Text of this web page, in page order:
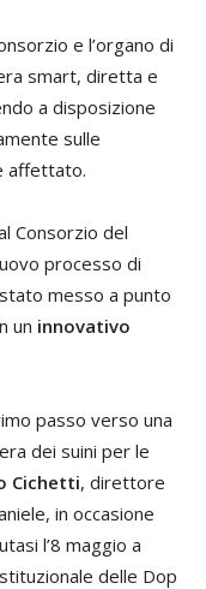
e l’organo di
smart, diretta e
a disposizione
sulle
affettato.
Consorzio del
processo di
messo a punto
un innovativo
passo verso una
dei suini per le
Cichetti, direttore
in occasione
l’8 maggio a
delle Dop